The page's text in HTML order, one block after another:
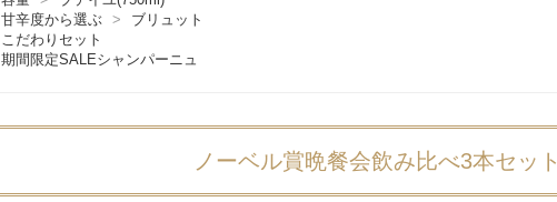
甘辛度から選ぶ >
ブリュット
こだわりセット
期間限定SALEシャンパーニュ
ノーベル賞晩餐会飲み比べ3本セット